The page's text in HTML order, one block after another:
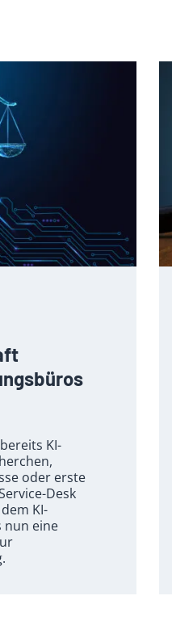
KI-
oder erste
Desk
KI-
nun eine